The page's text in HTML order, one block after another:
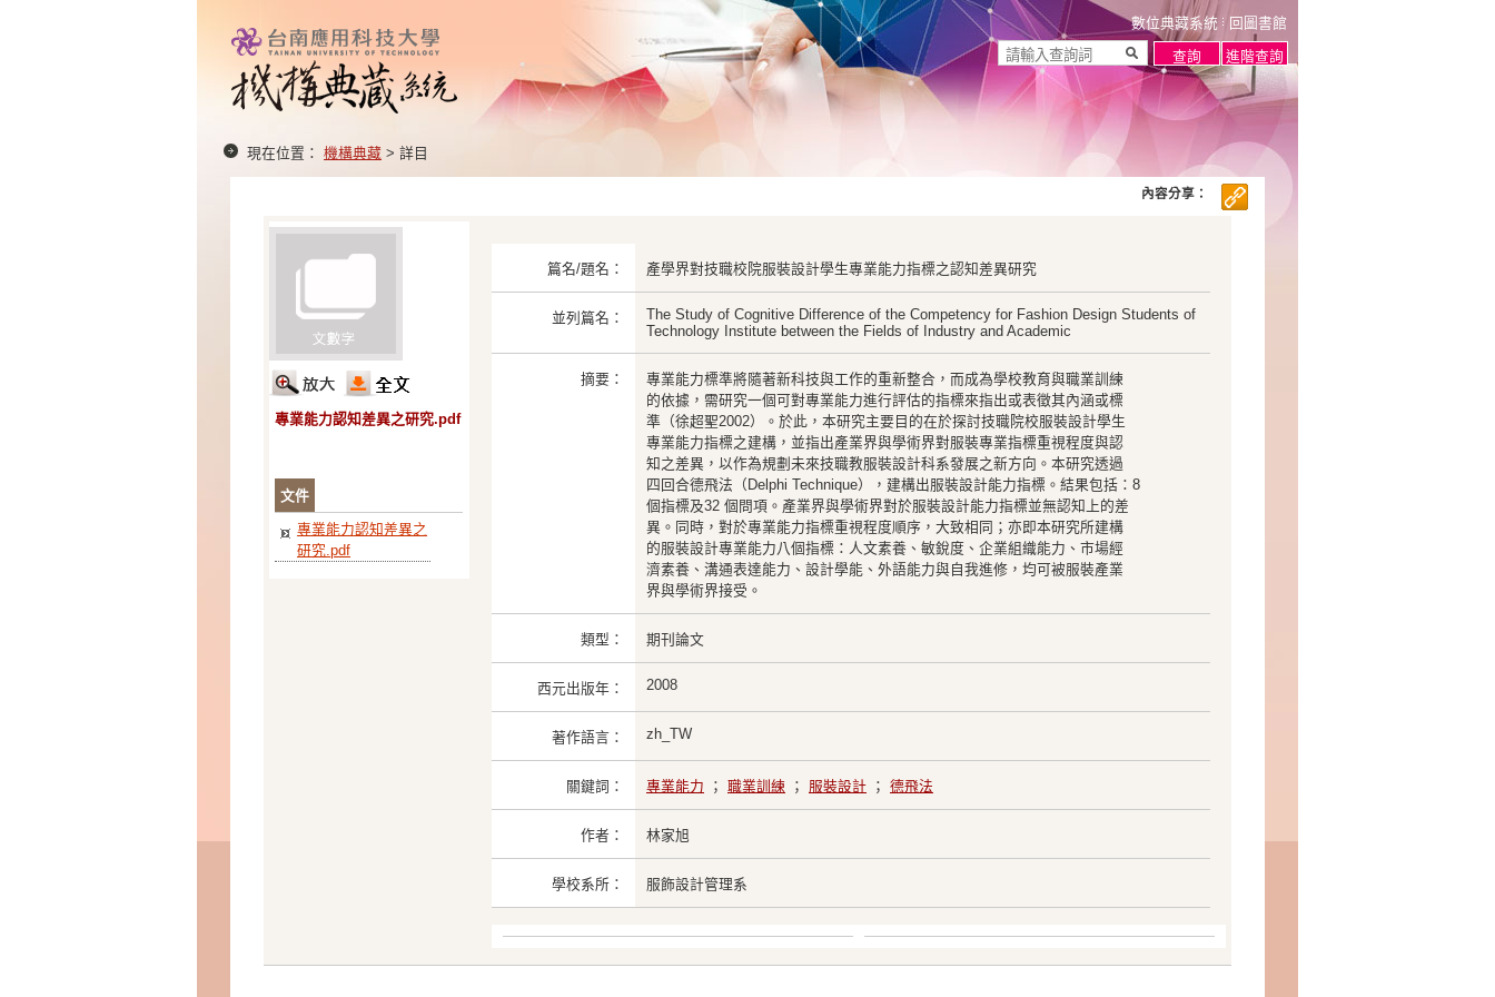
數位典藏系統 回圖書館
現在位置： 機構典藏 > 詳目
專業能力認知差異之研究.pdf
文件
專業能力認知差異之
研究.pdf
篇名/題名： 產學界對技職校院服裝設計學生專業能力指標之認知差異研究
並列篇名：
The Study of Cognitive Difference of the Competency for Fashion Design Students of
Technology Institute between the Fields of Industry and Academic
摘要：
專業能力標準將隨著新科技與工作的重新整合，而成為學校教育與職業訓練
的依據，需研究一個可對專業能力進行評估的指標來指出或表徵其內涵或標
準（徐超聖2002）。於此，本研究主要目的在於探討技職院校服裝設計學生
專業能力指標之建構，並指出產業界與學術界對服裝專業指標重視程度與認
知之差異，以作為規劃未來技職教服裝設計科系發展之新方向。本研究透過
四回合德飛法（Delphi Technique），建構出服裝設計能力指標。結果包括：8
個指標及32 個問項。產業界與學術界對於服裝設計能力指標並無認知上的差
異。同時，對於專業能力指標重視程度順序，大致相同；亦即本研究所建構
的服裝設計專業能力八個指標：人文素養、敏銳度、企業組織能力、市場經
濟素養、溝通表達能力、設計學能、外語能力與自我進修，均可被服裝產業
界與學術界接受。
類型： 期刊論文
西元出版年： 2008
著作語言： zh_TW
關鍵詞： 專業能力 ； 職業訓練 ； 服裝設計 ； 德飛法
作者： 林家旭
學校系所： 服飾設計管理系
內容分享：